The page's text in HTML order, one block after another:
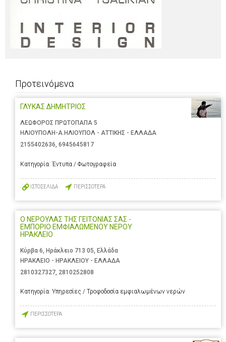
Προτεινόμενα
ΓΛΥΚΑΣ ΔΗΜΗΤΡΙΟΣ
ΛΕΩΦΟΡΟΣ ΠΡΩΤΟΠΑΠΑ 5
ΗΛΙΟΥΠΟΛΗ-Α.ΗΛΙΟΥΠΟΛ - ΑΤΤΙΚΗΣ - ΕΛΛΑΔΑ
2155402636, 6945645817
Κατηγορία: Έντυπα / Φωτογραφεία
ΙΣΤΟΣΕΛΙΔΑ ΠΕΡΙΣΣΟΤΕΡΑ
Ο ΝΕΡΟΥΛΑΣ ΤΗΣ ΓΕΙΤΟΝΙΑΣ ΣΑΣ -
ΕΜΠΟΡΙΟ ΕΜΦΙΑΛΩΜΕΝΟΥ ΝΕΡΟΥ
ΗΡΑΚΛΕΙΟ
Κύρβα 6, Ηράκλειο 713 05, Ελλάδα
ΗΡΑΚΛΕΙΟ - ΗΡΑΚΛΕΙΟΥ - ΕΛΛΑΔΑ
2810327327 2810252808
Κατηγορία: Υπηρεσίες / Τροφοδοσία εμφιαλωμένων νερών
ΠΕΡΙΣΣΟΤΕΡΑ